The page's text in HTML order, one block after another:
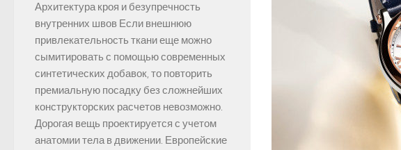
Архитектура кроя и безупречность
внутренних швов Если внешнюю
привлекательность ткани еще можно
сымитировать с помощью современных
синтетических добавок, то повторить
премиальную посадку без сложнейших
конструкторских расчетов невозможно.
Дорогая вещь проектируется с учетом
анатомии тела в движении. Европейские